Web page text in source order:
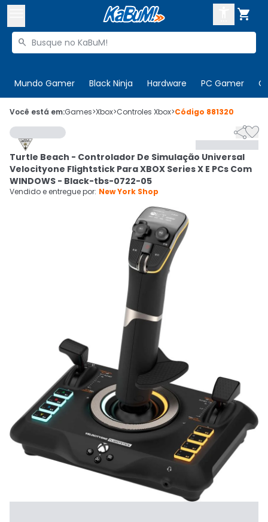

Buscar produtos

Mundo Gamer Black Ninja Hardware PC Gamer
 Olá. Acesse sua conta
 Departamentos
Cupons
Mais Vendidos
CADASTRE-SE
Você está em:Games>Xbox>Controles Xbox>Código 881320

Turtle Beach - Controlador De Simulação Universal
Velocityone Flightstick Para XBOX Series X E PCs Com
WINDOWS - Black-tbs-0722-05
Vendido e entregue por: New York Shop